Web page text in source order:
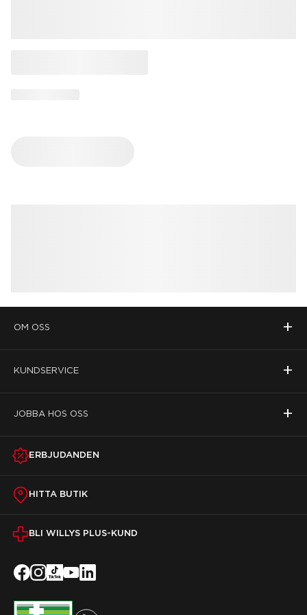
OM OSS +
KUNDSERVICE +
JOBBA HOS OSS +
ERBJUDANDEN
HITTA BUTIK
BLI WILLYS PLUS-KUND